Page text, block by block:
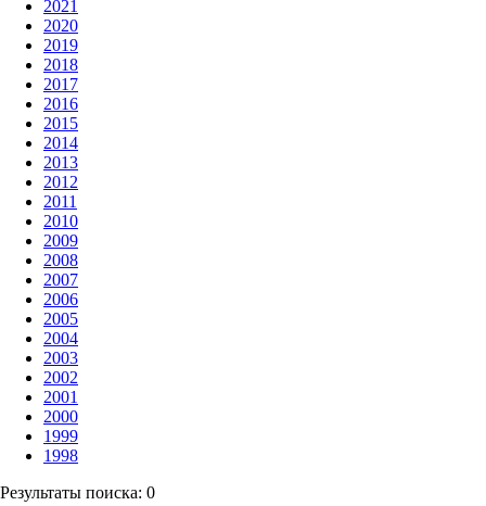
2021
2020
2019
2018
2017
2016
2015
2014
2013
2012
2011
2010
2009
2008
2007
2006
2005
2004
2003
2002
2001
2000
1999
1998
Результаты поиска: 0